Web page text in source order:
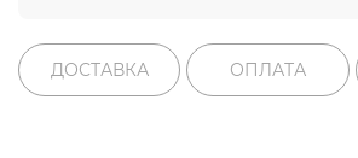
ДОСТАВКА ОПЛАТА